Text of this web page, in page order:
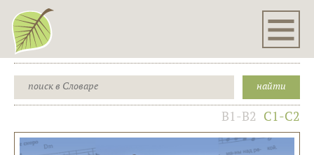
B1-B2 C1-C2